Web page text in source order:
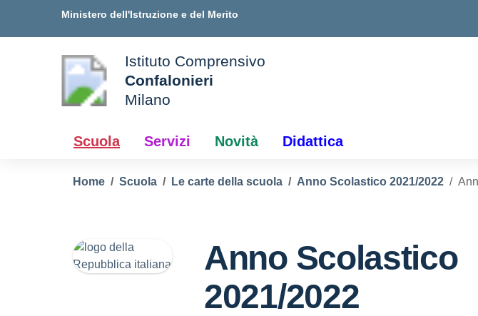
Ministero dell'Istruzione e del Merito
della scuola
Istituto Comprensivo
Confalonieri
Milano
Scuola Servizi Novità Didattica
Home Scuola Le carte della scuola Anno Scolastico 2021/2022
Anno Scolastico
2021/2022